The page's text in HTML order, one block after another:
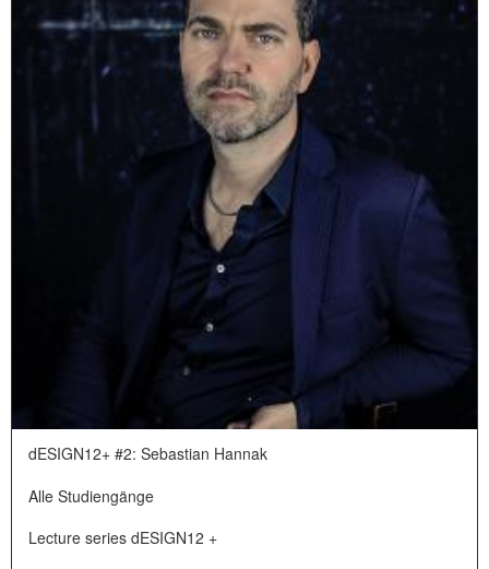
dESIGN12+ #2: Sebastian Hannak
Alle Studiengänge
Lecture series dESIGN12 +